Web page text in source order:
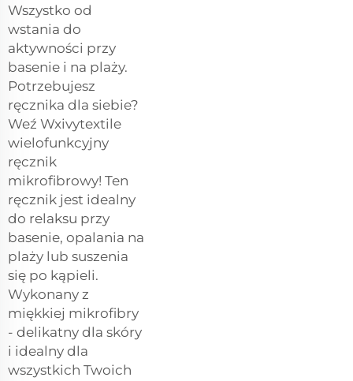
Wszystko od
wstania do
aktywności przy
basenie i na plaży.
Potrzebujesz
ręcznika dla siebie?
Weź Wxivytextile
wielofunkcyjny
ręcznik
mikrofibrowy! Ten
ręcznik jest idealny
do relaksu przy
basenie, opalania na
plaży lub suszenia
się po kąpieli.
Wykonany z
miękkiej mikrofibry
- delikatny dla skóry
i idealny dla
wszystkich Twoich